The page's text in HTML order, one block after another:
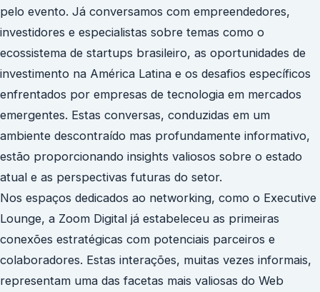
pelo evento. Já conversamos com empreendedores,
investidores e especialistas sobre temas como o
ecossistema de startups brasileiro, as oportunidades de
investimento na América Latina e os desafios específicos
enfrentados por empresas de tecnologia em mercados
emergentes. Estas conversas, conduzidas em um
ambiente descontraído mas profundamente informativo,
estão proporcionando insights valiosos sobre o estado
atual e as perspectivas futuras do setor.
Nos espaços dedicados ao networking, como o Executive
Lounge, a Zoom Digital já estabeleceu as primeiras
conexões estratégicas com potenciais parceiros e
colaboradores. Estas interações, muitas vezes informais,
representam uma das facetas mais valiosas do Web